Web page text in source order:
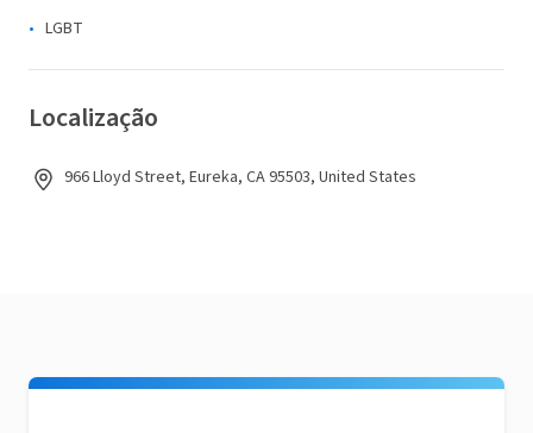
LGBT
Localização
966 Lloyd Street, Eureka, CA 95503, United States